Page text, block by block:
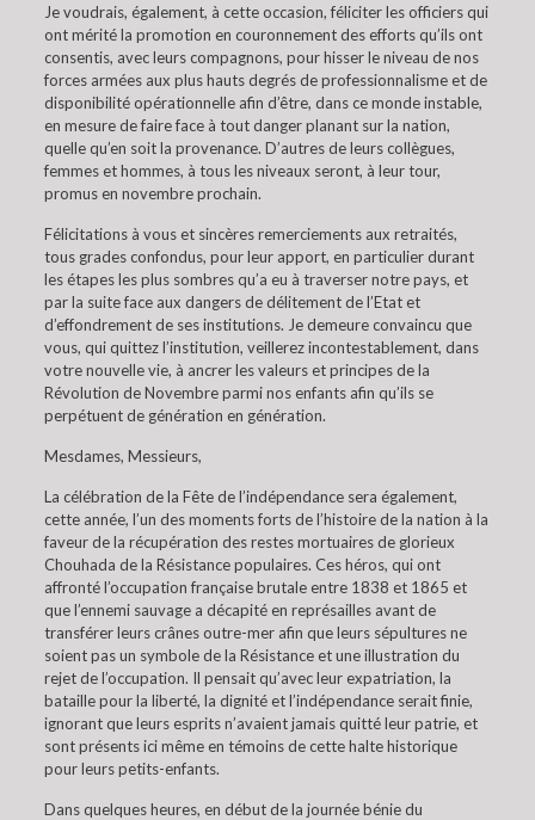
Je voudrais, également, à cette occasion, féliciter les officiers qui
ont mérité la promotion en couronnement des efforts qu’ils ont
consentis, avec leurs compagnons, pour hisser le niveau de nos
forces armées aux plus hauts degrés de professionnalisme et de
disponibilité opérationnelle afin d’être, dans ce monde instable,
en mesure de faire face à tout danger planant sur la nation,
quelle qu’en soit la provenance. D’autres de leurs collègues,
femmes et hommes, à tous les niveaux seront, à leur tour,
promus en novembre prochain.
Félicitations à vous et sincères remerciements aux retraités,
tous grades confondus, pour leur apport, en particulier durant
les étapes les plus sombres qu’a eu à traverser notre pays, et
par la suite face aux dangers de délitement de l’Etat et
d’effondrement de ses institutions. Je demeure convaincu que
vous, qui quittez l’institution, veillerez incontestablement, dans
votre nouvelle vie, à ancrer les valeurs et principes de la
Révolution de Novembre parmi nos enfants afin qu’ils se
perpétuent de génération en génération.
Mesdames, Messieurs,
La célébration de la Fête de l’indépendance sera également,
cette année, l’un des moments forts de l’histoire de la nation à la
faveur de la récupération des restes mortuaires de glorieux
Chouhada de la Résistance populaires. Ces héros, qui ont
affronté l’occupation française brutale entre 1838 et 1865 et
que l’ennemi sauvage a décapité en représailles avant de
transférer leurs crânes outre-mer afin que leurs sépultures ne
soient pas un symbole de la Résistance et une illustration du
rejet de l’occupation. Il pensait qu’avec leur expatriation, la
bataille pour la liberté, la dignité et l’indépendance serait finie,
ignorant que leurs esprits n’avaient jamais quitté leur patrie, et
sont présents ici même en témoins de cette halte historique
pour leurs petits-enfants.
Dans quelques heures, en début de la journée bénie du